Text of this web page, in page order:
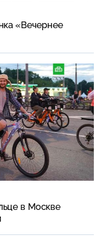
«Вечернее
в Москве